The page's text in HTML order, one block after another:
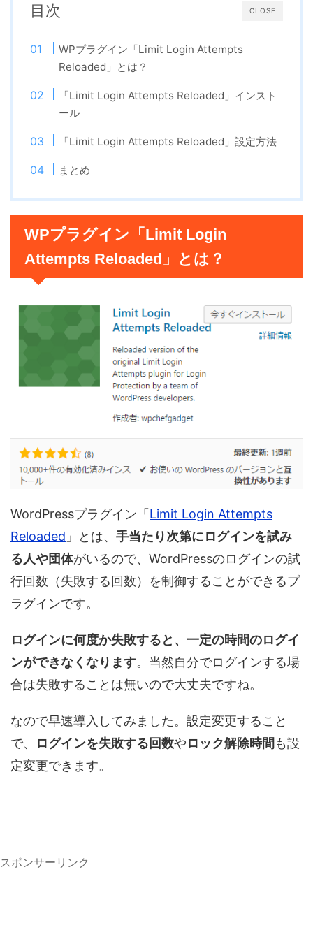
CLOSE
目次
WPプラグイン「Limit Login Attempts
Reloaded」とは？
「Limit Login Attempts Reloaded」インスト
ール
「Limit Login Attempts Reloaded」設定方法
まとめ
WPプラグイン「Limit Login
Attempts Reloaded」とは？
WordPressプラグイン「Limit Login Attempts
Reloaded 」とは、 手当たり次第にログインを試み
る人や団体がいるので、WordPressのログインの試
行回数（失敗する回数）を制御することができるプ
ラグインです。
ログインに何度か失敗すると、一定の時間のログイ
ンができなくなります。当然自分でログインする場
合は失敗することは無いので大丈夫ですね。
なので早速導入してみました。設定変更すること
で、
ログインを失敗する回数やロック解除時間も設
定変更できます。
スポンサーリンク